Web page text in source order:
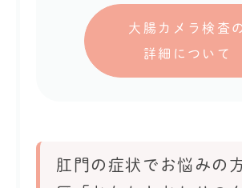
大腸カメラ検査
詳細について
肛門の症状でお悩みの